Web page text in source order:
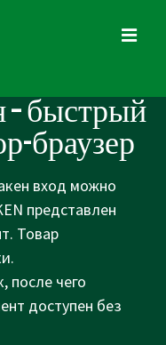
– быстрый
браузер
вход можно
представлен
Товар
после чего
доступен без